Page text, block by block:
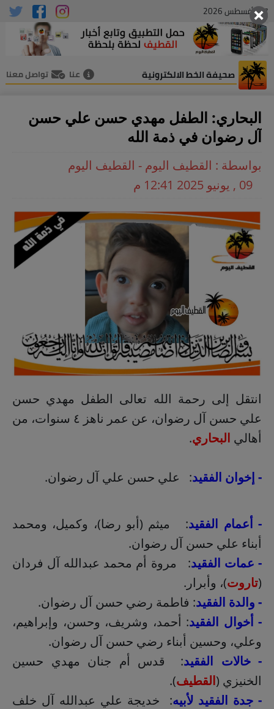
07 , أغسطس 2026
صحيفة الخط الالكترونية عنا تواصل معنا
البحاري: الطفل مهدي حسن علي حسن
آل رضوان في ذمة الله
بواسطة : القطيف اليوم - القطيف اليوم
09 , يونيو 2025 12:41 م
انتقل إلى رحمة الله تعالى الطفل مهدي حسن
علي حسن آل رضوان، عن عمر ناهز ٤ سنوات، من
أهالي البحاري.
- إخوان الفقيد: علي حسن علي آل رضوان.
- أعمام الفقيد: ميثم (أبو رضا)، وكميل، ومحمد
أبناء علي حسن آل رضوان.
- عمات الفقيد: مروة أم محمد عبدالله آل فردان
(تاروت)، وأبرار.
- والدة الفقيد: فاطمة رضي حسن آل رضوان.
- أخوال الفقيد: أحمد، وشريف، وحسن، وإبراهيم،
وعلي، وحسين أبناء رضي حسن آل رضوان.
- خالات الفقيد: قدس أم جنان مهدي حسين
الخنيزي (القطيف).
- جدة الفقيد لأبيه: خديجة علي عبدالله آل خلف